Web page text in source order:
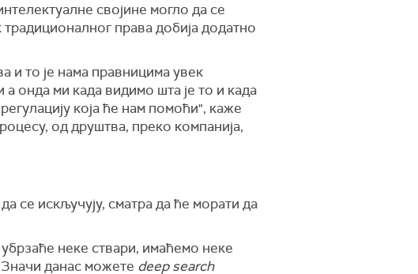
својине могло да се
права добија додатно
и то је нама правницима увек
онда ми када видимо шта је то и када
која ће нам помоћи", каже
од друштва, преко компанија,
се искључују, сматра да ће морати да
неке ствари, имаћемо неке
данас можете deep search